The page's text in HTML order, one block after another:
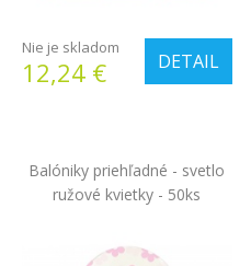
DETAIL
Nie je skladom
12,24 €
Balóniky priehľadné - svetlo
ružové kvietky - 50ks